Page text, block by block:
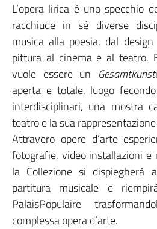
L’opera lirica è uno specchio
racchiude in sé diverse
musica alla poesia, dal
pittura al cinema e al teatro.
vuole essere un
aperta e totale, luogo
interdisciplinari, una mostra
teatro e la sua
Attravero opere d’arte
fotografie, video installazioni
la Collezione si dispiegherà
partitura musicale e
PalaisPopulaire
complessa opera d’arte.